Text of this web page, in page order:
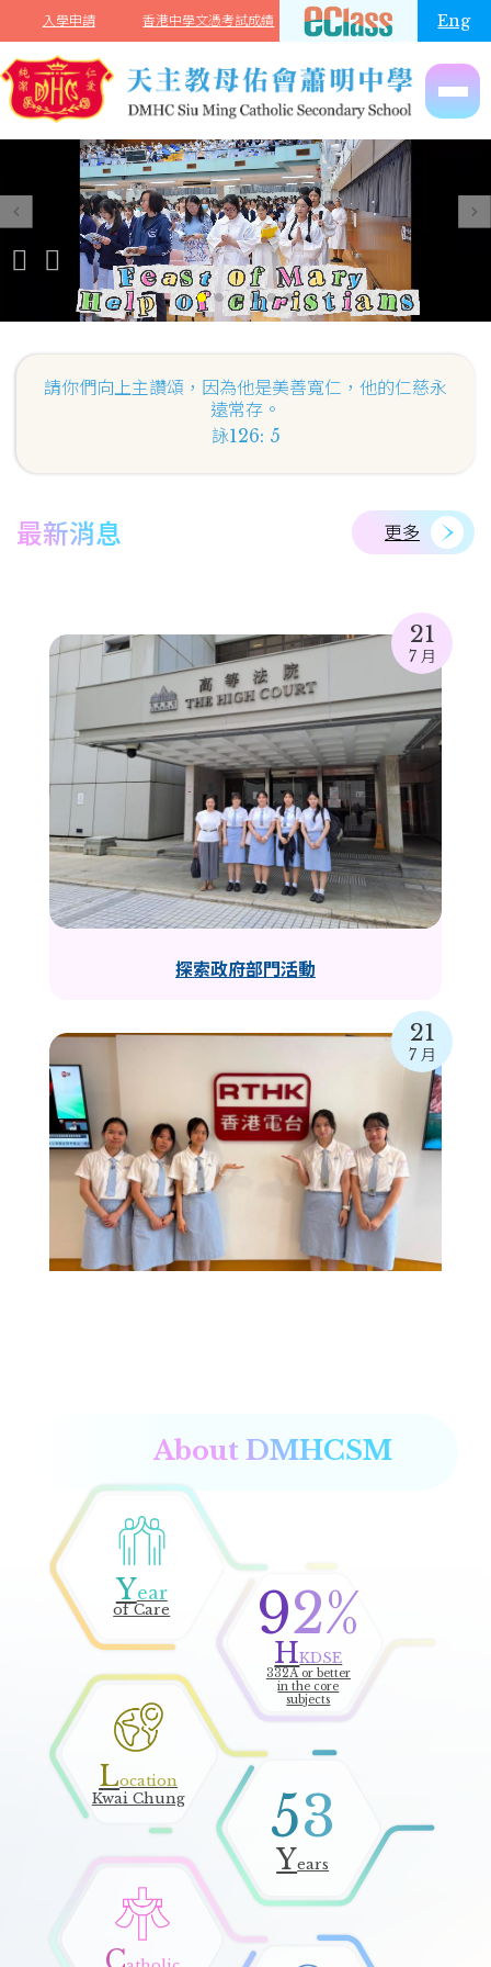
移至主內容
入學申請 香港中學文憑考試成績 Eng
請你們向上主讚頌，因為他是美善寬仁，他的仁慈永
遠常存。
詠126: 5
最新消息 更多
21
7 月
探索政府部門活動
21
7 月
2026年香港中學文憑試（HKDSE）放榜！
7 月
About DMHCSM
Year
of Care 92
HKDSE
332A or better
in the core
subjects
Location
Kwai Chung
53
Years